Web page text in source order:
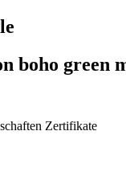
boho green
Zertifikate